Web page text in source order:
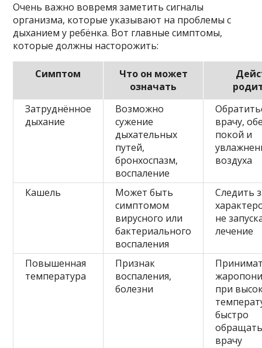
Очень важно вовремя заметить сигналы
организма, которые указывают на проблемы с
дыханием у ребёнка. Вот главные симптомы,
которые должны насторожить:
Симптом
Что он может
означать
Затруднённое
дыхание
Возможно
сужение
дыхательных
путей,
бронхоспазм,
воспаление
врачу,
покой и
воздуха
Кашель
Может быть
симптомом
вирусного или
бактериального
воспаления
Следить
не
лечение
Повышенная
температура
Признак
воспаления,
болезни
при
быстро
врачу